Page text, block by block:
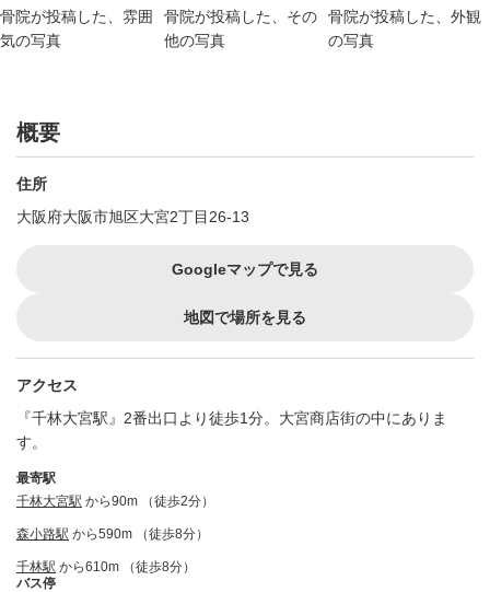
概要
住所
大阪府大阪市旭区大宮2丁目26-13
Googleマップで見る
地図で場所を見る
アクセス
『千林大宮駅』2番出口より徒歩1分。大宮商店街の中にありま
す。
最寄駅
千林大宮駅 から90m （徒歩2分）
森小路駅 から590m （徒歩8分）
千林駅 から610m （徒歩8分）
バス停